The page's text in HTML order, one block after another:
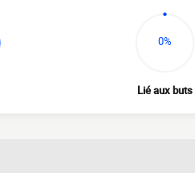
0%
Lié aux buts